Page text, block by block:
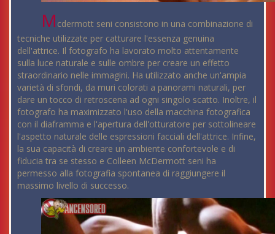
M cdermott seni consistono in una combinazione di
tecniche utilizzate per catturare l'essenza genuina
dell'attrice. Il fotografo ha lavorato molto attentamente
sulla luce naturale e sulle ombre per creare un effetto
straordinario nelle immagini. Ha utilizzato anche un'ampia
varietà di sfondi, da muri colorati a panorami naturali, per
dare un tocco di retroscena ad ogni singolo scatto. Inoltre, il
fotografo ha maximizzato l'uso della macchina fotografica
con il diaframma e l'apertura dell'otturatore per sottolineare
l'aspetto naturale delle espressioni facciali dell'attrice. Infine,
la sua capacità di creare un ambiente confortevole e di
fiducia tra se stesso e Colleen McDermott seni ha
permesso alla fotografia spontanea di raggiungere il
massimo livello di successo.